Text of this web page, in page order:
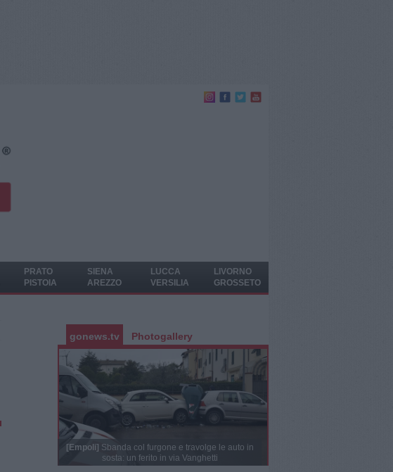
PRATO
PISTOIA
SIENA
AREZZO
LUCCA
VERSILIA
LIVORNO
GROSSETO
gonews.tv Photogallery
[Empoli] Sbanda col furgone e travolge le auto in
sosta: un ferito in via Vanghetti